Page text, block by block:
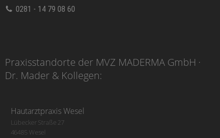
0281 - 14 79 08 60
Praxisstandorte der MVZ MADERMA GmbH ·
Dr. Mader & Kollegen:
Hautarztpraxis Wesel
Lübecker Straße 27
46485 Wesel